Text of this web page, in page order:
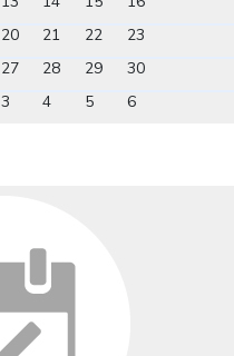
20 21 22
23
27 28 29
30
3 4 5 6